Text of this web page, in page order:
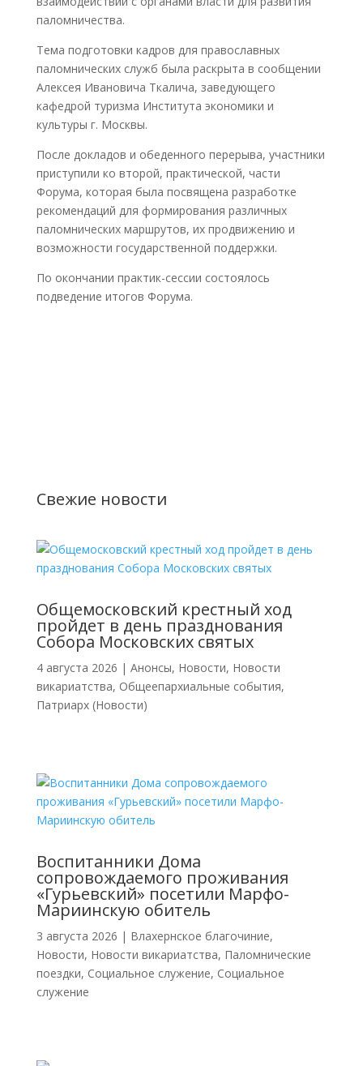
паломничества.
Тема подготовки кадров для православных
паломнических служб была раскрыта в сообщении
Алексея Ивановича Ткалича, заведующего
кафедрой туризма Института экономики и
культуры г. Москвы.
После докладов и обеденного перерыва, участники
приступили ко второй, практической, части
Форума, которая была посвящена разработке
рекомендаций для формирования различных
паломнических маршрутов, их продвижению и
возможности государственной поддержки.
По окончании практик-сессии состоялось
подведение итогов Форума.
Свежие новости
Общемосковский крестный ход
пройдет в день празднования
Собора Московских святых
4 августа 2026 | Анонсы, Новости, Новости
викариатства, Общеепархиальные события,
Патриарх (Новости)
Воспитанники Дома
сопровождаемого проживания
«Гурьевский» посетили Марфо-
Мариинскую обитель
3 августа 2026 | Влахернское благочиние,
Новости, Новости викариатства, Паломнические
поездки, Социальное служение, Социальное
служение